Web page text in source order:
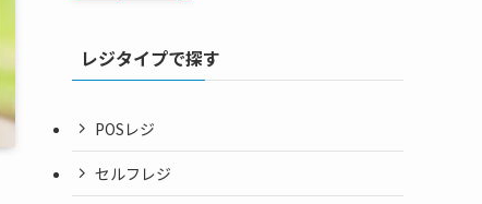
レジタイプで探す
POSレジ
セルフレジ